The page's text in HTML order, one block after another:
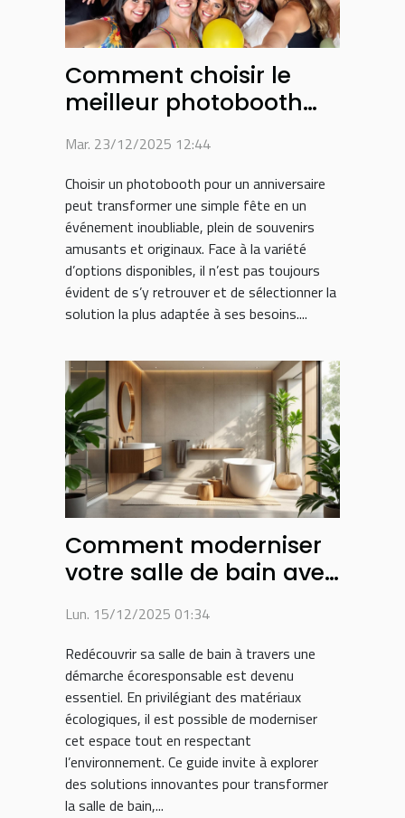
Comment choisir le
meilleur photobooth
Mar. 23/12/2025 12:44
Choisir un photobooth pour un anniversaire
peut transformer une simple fête en un
événement inoubliable, plein de souvenirs
amusants et originaux. Face à la variété
d’options disponibles, il n’est pas toujours
évident de s’y retrouver et de sélectionner la
solution la plus adaptée à ses besoins....
Comment moderniser
votre salle de bain avec
écologiques ?
Lun. 15/12/2025 01:34
Redécouvrir sa salle de bain à travers une
démarche écoresponsable est devenu
essentiel. En privilégiant des matériaux
écologiques, il est possible de moderniser
cet espace tout en respectant
l’environnement. Ce guide invite à explorer
des solutions innovantes pour transformer
la salle de bain,...